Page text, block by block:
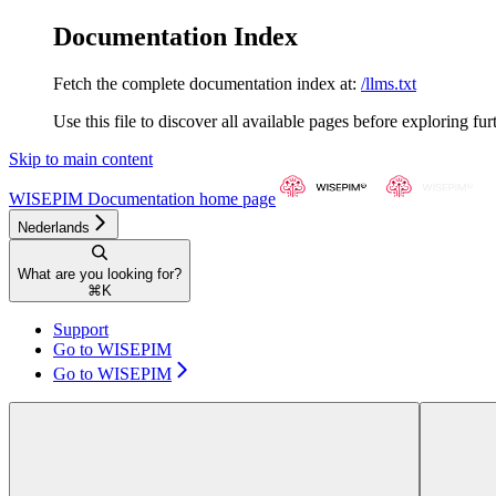
Documentation Index
Fetch the complete documentation index at: /llms.txt
Use this file to discover all available pages before exploring
Skip to main content
WISEPIM Documentation home page
Nederlands
What are you looking for?
⌘ K
Support
Go to WISEPIM
Go to WISEPIM